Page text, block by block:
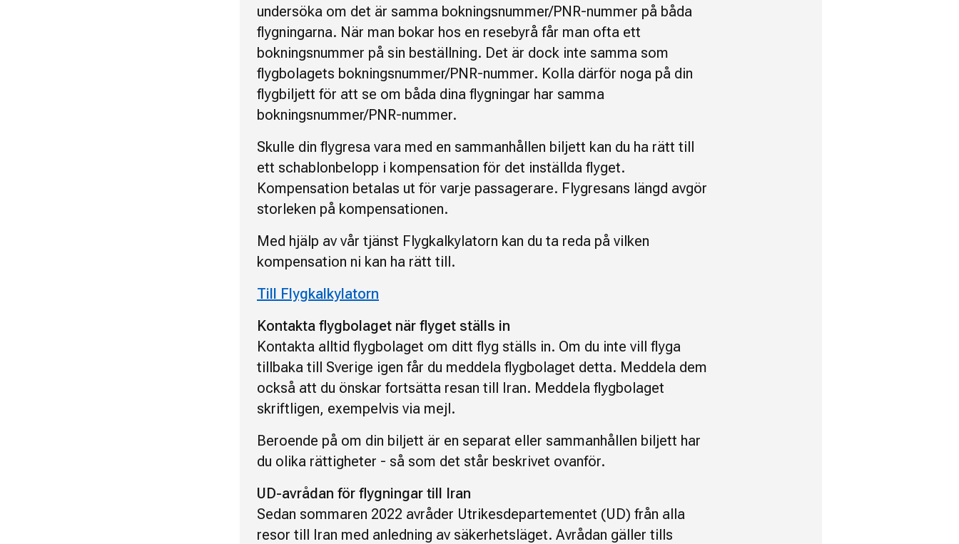
undersöka om det är samma bokningsnummer/PNR-nummer på båda
flygningarna. När man bokar hos en resebyrå får man ofta ett
bokningsnummer på sin beställning. Det är dock inte samma som
flygbolagets bokningsnummer/PNR-nummer. Kolla därför noga på din
flygbiljett för att se om båda dina flygningar har samma
bokningsnummer/PNR-nummer.
Skulle din flygresa vara med en sammanhållen biljett kan du ha rätt till
ett schablonbelopp i kompensation för det inställda flyget.
Kompensation betalas ut för varje passagerare. Flygresans längd avgör
storleken på kompensationen.
Med hjälp av vår tjänst Flygkalkylatorn kan du ta reda på vilken
kompensation ni kan ha rätt till.
Till Flygkalkylatorn
Kontakta flygbolaget när flyget ställs in
Kontakta alltid flygbolaget om ditt flyg ställs in. Om du inte vill flyga
tillbaka till Sverige igen får du meddela flygbolaget detta. Meddela dem
också att du önskar fortsätta resan till Iran. Meddela flygbolaget
skriftligen, exempelvis via mejl.
Beroende på om din biljett är en separat eller sammanhållen biljett har
du olika rättigheter - så som det står beskrivet ovanför.
UD-avrådan för flygningar till Iran
Sedan sommaren 2022 avråder Utrikesdepartementet (UD) från alla
resor till Iran med anledning av säkerhetsläget. Avrådan gäller tills